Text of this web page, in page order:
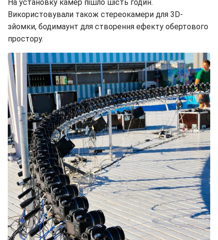
На установку камер пішло шість годин.
Використовували також стереокамери для 3D-
зйомки, бодимаунт для створення ефекту обертового
простору.